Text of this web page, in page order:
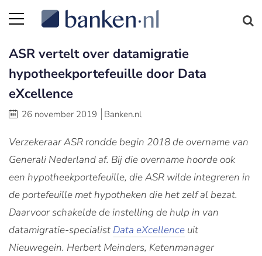
ASR vertelt over datamigratie
hypotheekportefeuille door Data
eXcellence
26 november 2019 Banken.nl
Verzekeraar ASR rondde begin 2018 de overname van
Generali Nederland af. Bij die overname hoorde ook
een hypotheekportefeuille, die ASR wilde integreren in
de portefeuille met hypotheken die het zelf al bezat.
Daarvoor schakelde de instelling de hulp in van
datamigratie-specialist Data eXcellence uit
Nieuwegein. Herbert Meinders, Ketenmanager